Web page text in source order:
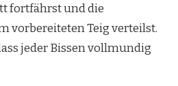
fortfährst und die
vorbereiteten Teig verteilst.
jeder Bissen vollmundig